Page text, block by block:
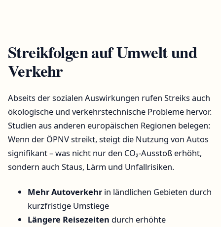
Streikfolgen auf Umwelt und
Verkehr
Abseits der sozialen Auswirkungen rufen Streiks auch
ökologische und verkehrstechnische Probleme hervor.
Studien aus anderen europäischen Regionen belegen:
Wenn der ÖPNV streikt, steigt die Nutzung von Autos
signifikant – was nicht nur den CO₂-Ausstoß erhöht,
sondern auch Staus, Lärm und Unfallrisiken.
Mehr Autoverkehr in ländlichen Gebieten durch
kurzfristige Umstiege
Längere Reisezeiten durch erhöhte